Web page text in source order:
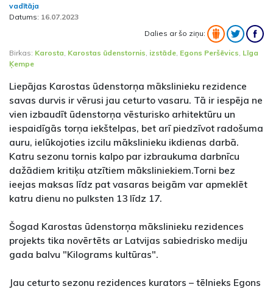
vadītāja
Datums: 16.07.2023
Dalies ar šo ziņu:
Birkas: Karosta Karostas ūdenstornis izstāde Egons Peršēvics Līga
Ķempe
Liepājas Karostas ūdenstorņa mākslinieku rezidence
savas durvis ir vērusi jau ceturto vasaru. Tā ir iespēja ne
vien izbaudīt ūdenstorņa vēsturisko arhitektūru un
iespaidīgās torņa iekštelpas, bet arī piedzīvot radošuma
auru, ielūkojoties izcilu mākslinieku ikdienas darbā.
Katru sezonu tornis kalpo par izbraukuma darbnīcu
dažādiem kritiķu atzītiem māksliniekiem.Torni bez
ieejas maksas līdz pat vasaras beigām var apmeklēt
katru dienu no pulksten 13 līdz 17.
Šogad Karostas ūdenstorņa mākslinieku rezidences
projekts tika novērtēts ar Latvijas sabiedrisko mediju
gada balvu "Kilograms kultūras".
Jau ceturto sezonu rezidences kurators – tēlnieks Egons